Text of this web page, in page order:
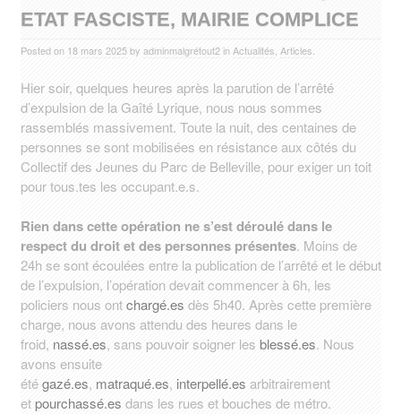
ETAT FASCISTE, MAIRIE COMPLICE
Posted on 18 mars 2025by adminmalgrétout2 in Actualités Articles
Hier soir, quelques heures après la parution de l’arrêté
d’expulsion de la Gaîté Lyrique, nous nous sommes
rassemblés massivement. Toute la nuit, des centaines de
personnes se sont mobilisées en résistance aux côtés du
Collectif des Jeunes du Parc de Belleville, pour exiger un toit
pour tous.tes les occupant.e.s.
Rien dans cette opération ne s’est déroulé dans le
respect du droit et des personnes présentes. Moins de
24h se sont écoulées entre la publication de l’arrêté et le début
de l’expulsion, l’opération devait commencer à 6h, les
policiers nous ontchargé.es dès 5h40. Après cette première
charge, nous avons attendu des heures dans le
froid, nassé.es, sans pouvoir soigner les blessé.es. Nous
avons ensuite
étégazé.es, matraqué.es, interpellé.es arbitrairement
etpourchassé.es dans les rues et bouches de métro.